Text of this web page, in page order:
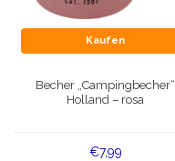
Kaufen
Becher „Campingbecher“
Holland – rosa
€7,99